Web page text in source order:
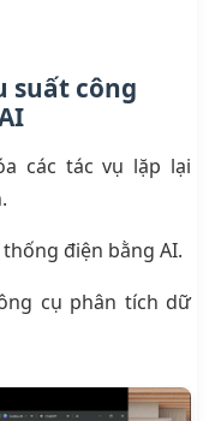
suất công
các tác vụ lặp lại
điện bằng AI.
cụ phân tích dữ